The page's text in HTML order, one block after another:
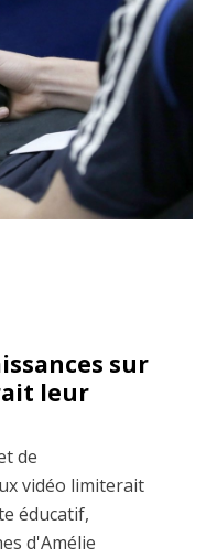
sur
leur
de
vidéo limiterait
éducatif,
d'Amélie